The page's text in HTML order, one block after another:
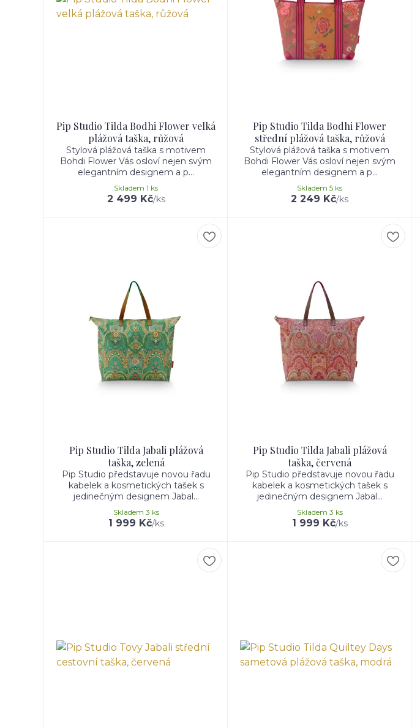
Pip Studio Tilda Bodhi Flower velká
plážová taška, růžová
Stylová plážová taška s motivem
Bohdi Flower Vás osloví nejen svým
elegantním designem a p...
2 499 Kč/ks
Skladem 1 ks
Pip Studio Tilda Bodhi Flower
střední plážová taška, růžová
Stylová plážová taška s motivem
Bohdi Flower Vás osloví nejen svým
elegantním designem a p...
2 249 Kč/ks
Skladem 5 ks
Pip Studio Tilda Jabali plážová
taška, zelená
Pip Studio představuje novou řadu
kabelek a kosmetických tašek s
jedinečným designem Jabal...
1 999 Kč/ks
Skladem 3 ks
Pip Studio Tilda Jabali plážová
taška, červená
Pip Studio představuje novou řadu
kabelek a kosmetických tašek s
jedinečným designem Jabal...
1 999 Kč/ks
Skladem 3 ks